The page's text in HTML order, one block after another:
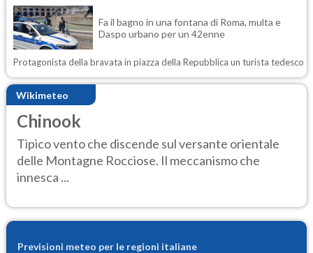
Fa il bagno in una fontana di Roma, multa e
Daspo urbano per un 42enne
Protagonista della bravata in piazza della Repubblica un turista tedesco
Wikimeteo
Chinook
Tipico vento che discende sul versante orientale
delle Montagne Rocciose. Il meccanismo che
innesca ...
Previsioni meteo per le regioni italiane